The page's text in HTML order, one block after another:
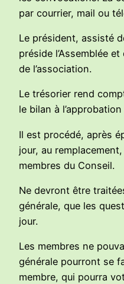
par courrier, mail ou
Le président, assisté
préside l’Assemblée
de l’association.
Le trésorier rend
le bilan à l’approbation
Il est procédé, après
jour, au
membres du Conseil.
Ne devront être
générale, que les
jour.
Les membres ne
générale pourront se
membre, qui pourra